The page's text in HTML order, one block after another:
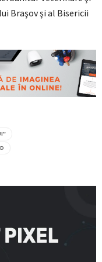
Braşov şi al Bisericii